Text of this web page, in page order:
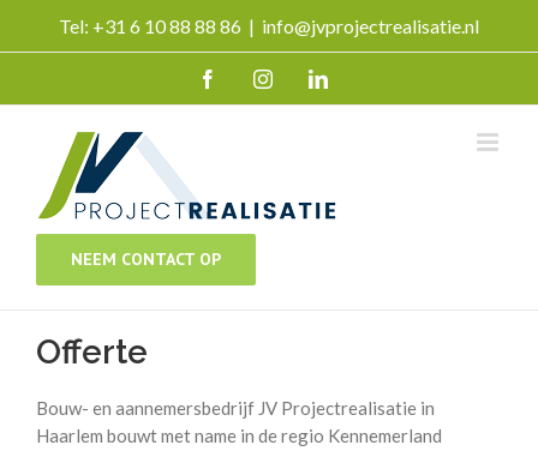
Tel: +31 6 10 88 88 86 | info@jvprojectrealisatie.nl
FacebookInstagramLinkedIn
NEEM CONTACT OP
Offerte
Bouw- en aannemersbedrijf JV Projectrealisatie in
Haarlem bouwt met name in de regio Kennemerland